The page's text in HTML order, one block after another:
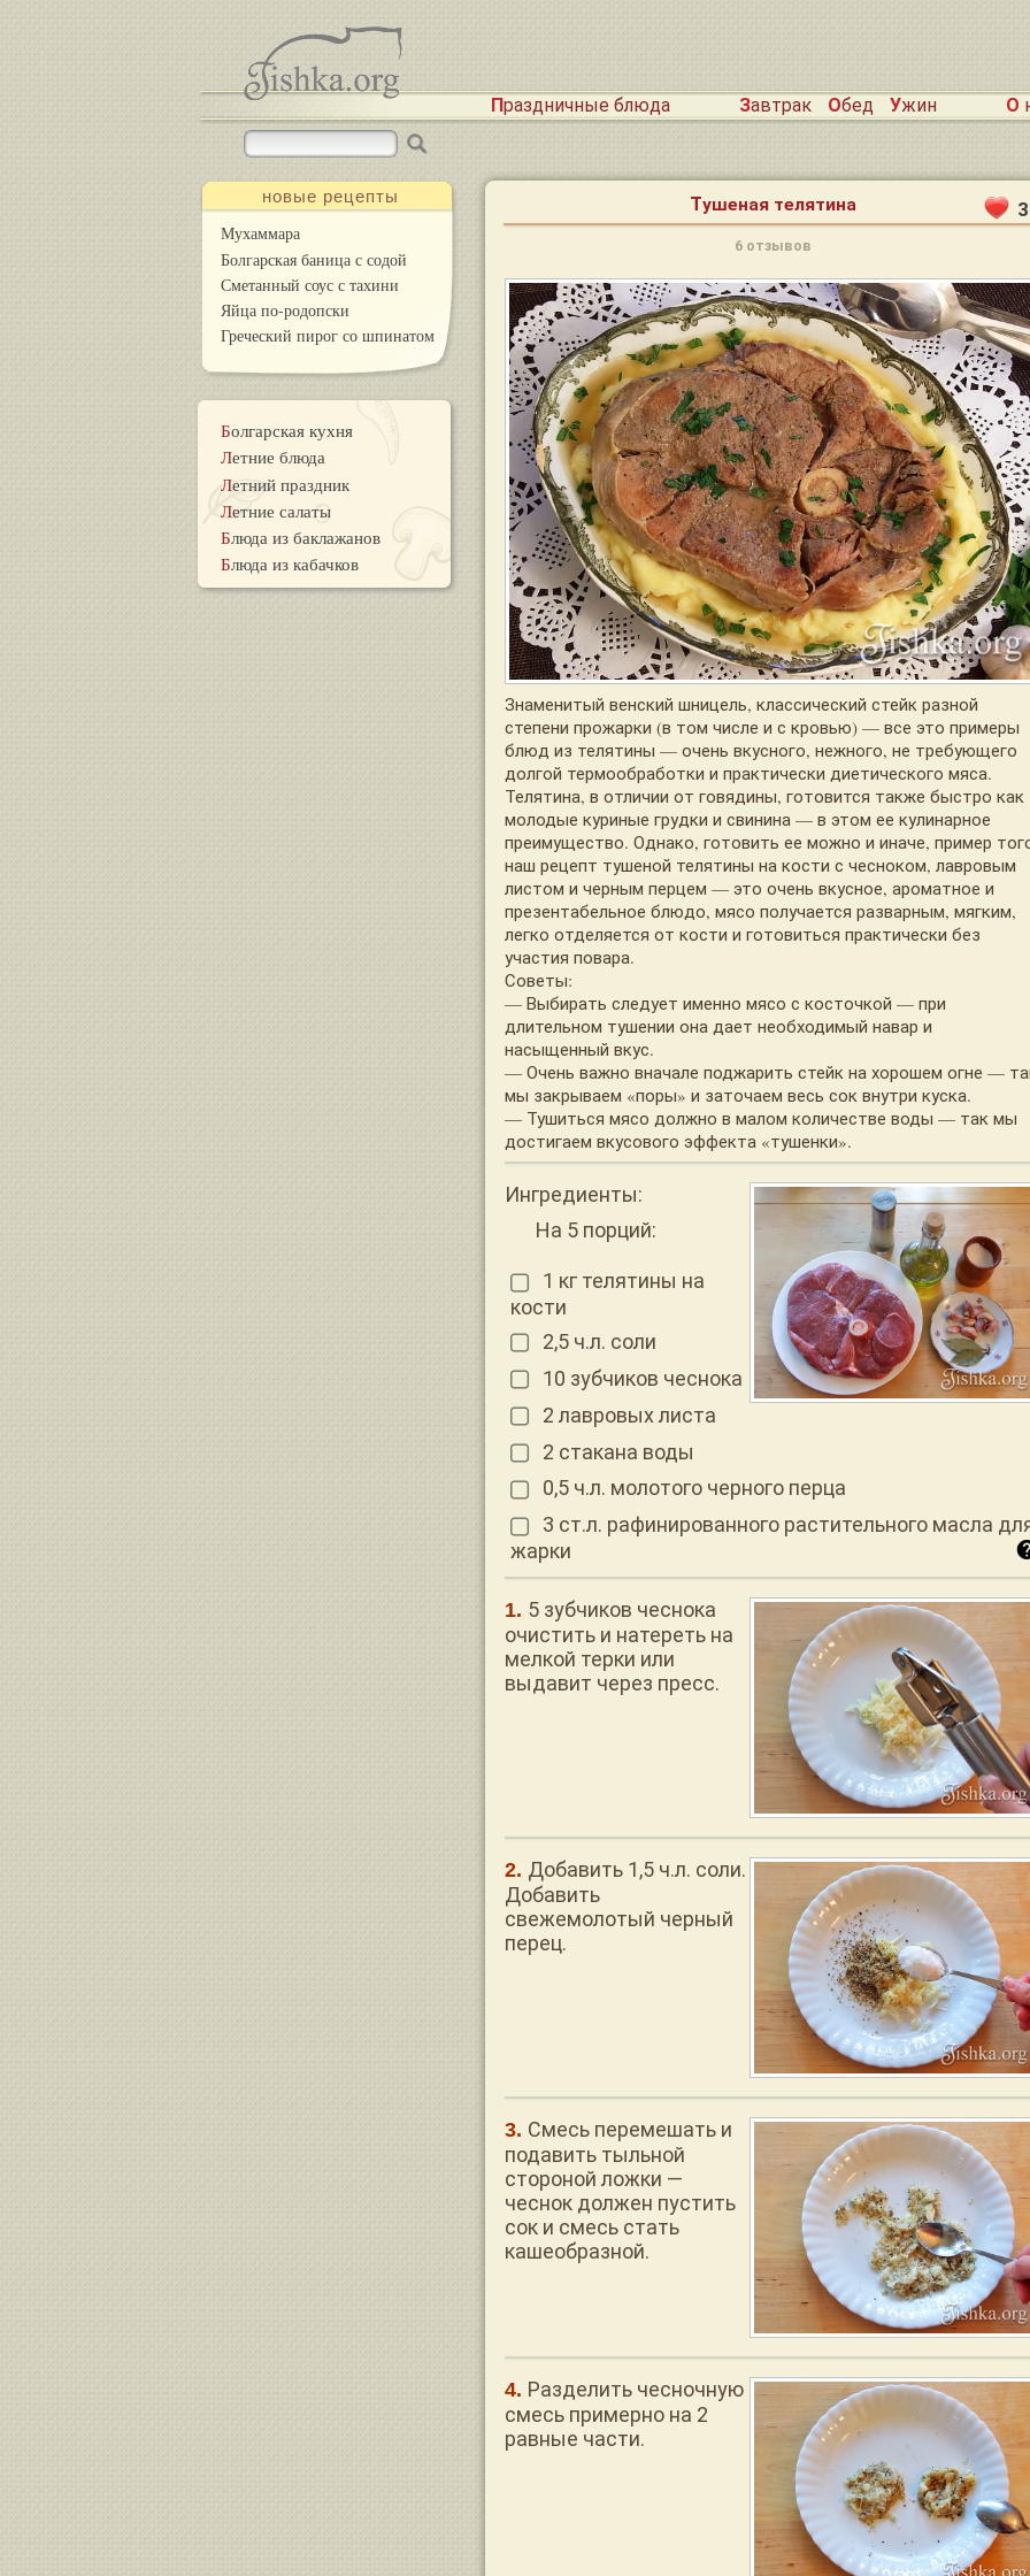
Завтрак Обед Ужин
Праздничные блюда
новые рецепты
Мухаммара
Болгарская баница с содой
Сметанный соус с тахини
Яйца по-родопски
Греческий пирог со шпинатом
Болгарская кухня
Летние блюда
Летний праздник
Летние салаты
Блюда из баклажанов
Блюда из кабачков
Тушеная телятина
6 отзывов
Знаменитый венский шницель, классический стейк разной
степени прожарки (в том числе и с кровью) — все это примеры
блюд из телятины — очень вкусного, нежного, не требующего
долгой термообработки и практически диетического мяса.
Телятина, в отличии от говядины, готовится также быстро как
молодые куриные грудки и свинина — в этом ее кулинарное
преимущество. Однако, готовить ее можно и иначе, пример
наш рецепт тушеной телятины на кости с чесноком, лавровым
листом и черным перцем — это очень вкусное, ароматное и
презентабельное блюдо, мясо получается разварным, мягким,
легко отделяется от кости и готовиться практически без
участия повара.
Советы:
— Выбирать следует именно мясо с косточкой — при
длительном тушении она дает необходимый навар и
насыщенный вкус.
— Очень важно вначале поджарить стейк на хорошем огне —
мы закрываем «поры» и заточаем весь сок внутри куска.
— Тушиться мясо должно в малом количестве воды — так мы
достигаем вкусового эффекта «тушенки».
Ингредиенты:
На 5 порций:
1 кг телятины на
кости
2,5 ч.л. соли
10 зубчиков чеснока
2 лавровых листа
2 стакана воды
0,5 ч.л. молотого черного перца
3 ст.л. рафинированного растительного масла
жарки
5 зубчиков чеснока
очистить и натереть на
мелкой терки или
выдавит через пресс.
Добавить 1,5 ч.л. соли.
Добавить
свежемолотый черный
перец.
Смесь перемешать и
подавить тыльной
стороной ложки —
чеснок должен пустить
сок и смесь стать
кашеобразной.
Разделить чесночную
смесь примерно на 2
равные части.